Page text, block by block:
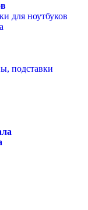
для ноутбуков
подставки